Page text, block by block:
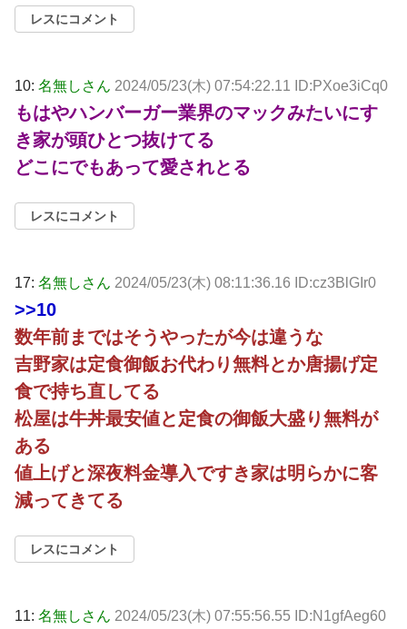
レスにコメント
10: 名無しさん 2024/05/23(木) 07:54:22.11 ID:PXoe3iCq0
もはやハンバーガー業界のマックみたいにす
き家が頭ひとつ抜けてる
どこにでもあって愛されとる
レスにコメント
17: 名無しさん 2024/05/23(木) 08:11:36.16 ID:cz3BlGIr0
>>10
数年前まではそうやったが今は違うな
吉野家は定食御飯お代わり無料とか唐揚げ定
食で持ち直してる
松屋は牛丼最安値と定食の御飯大盛り無料が
ある
値上げと深夜料金導入ですき家は明らかに客
減ってきてる
レスにコメント
11: 名無しさん 2024/05/23(木) 07:55:56.55 ID:N1gfAeg60